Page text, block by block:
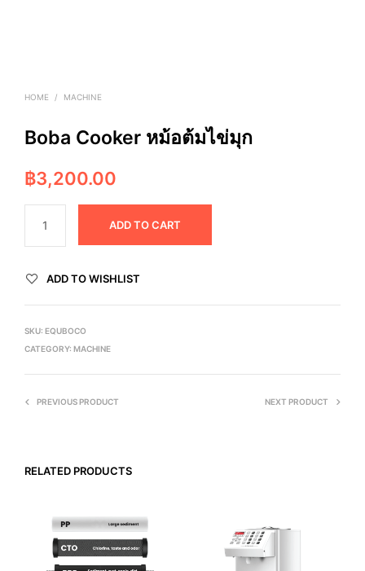
HOME / MACHINE
Boba Cooker หม้อต้มไข่มุก
฿3,200.00
ADD TO CART
ADD TO WISHLIST
SKU: EQUBOCO
CATEGORY: MACHINE
PREVIOUS PRODUCT NEXT PRODUCT
RELATED PRODUCTS